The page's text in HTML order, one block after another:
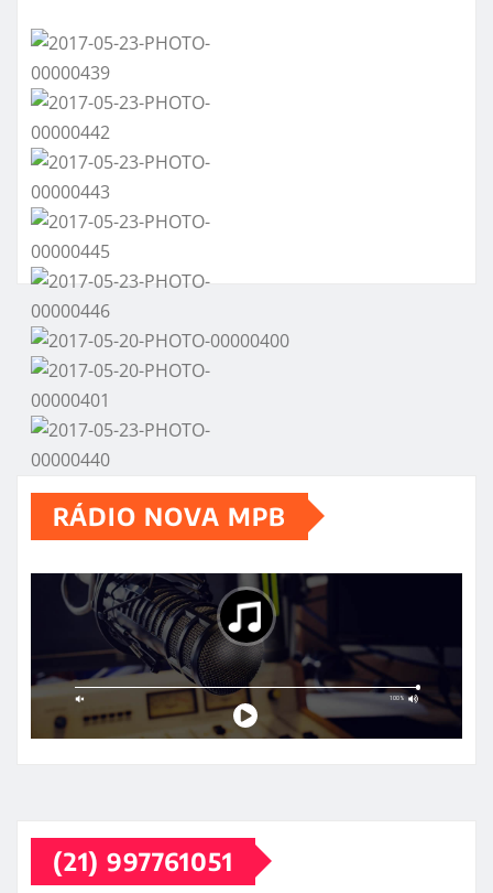
RÁDIO NOVA MPB
(21) 997761051